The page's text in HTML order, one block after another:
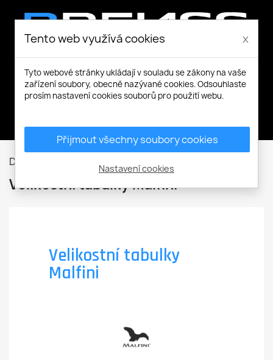
Domů
Velikostní tabulky Malfini
Velikostní tabulky
Malfini
Tento web využívá cookies x
Tyto webové stránky ukládají v souladu se zákony na vaše
zařízení soubory, obecně nazývané cookies. Odsouhlaste
prosím nastavení cookies souborů pro použití webu.
Přijmout všechny soubory cookies
Nastavení cookies